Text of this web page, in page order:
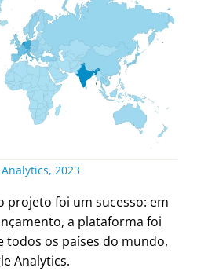
2023
projeto foi um sucesso: em
a plataforma foi
todos os países do mundo,
Analytics.